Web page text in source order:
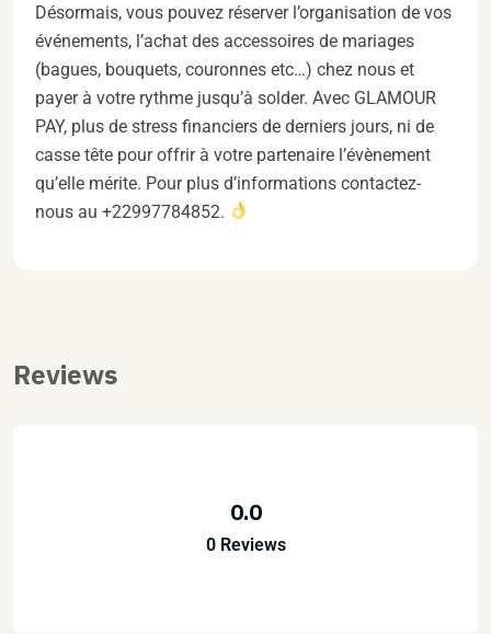
Désormais, vous pouvez réserver l’organisation de vos
événements, l’achat des accessoires de mariages
(bagues, bouquets, couronnes etc…) chez nous et
payer à votre rythme jusqu’à solder. Avec GLAMOUR
PAY, plus de stress financiers de derniers jours, ni de
casse tête pour offrir à votre partenaire l’évènement
qu’elle mérite. Pour plus d’informations contactez-
nous au +22997784852.
Reviews
0.0
0 Reviews